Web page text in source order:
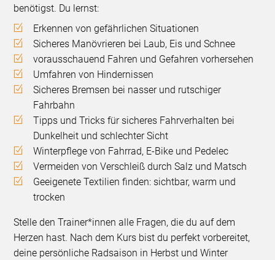
benötigst. Du lernst:
Erkennen von gefährlichen Situationen
Sicheres Manövrieren bei Laub, Eis und Schnee
vorausschauend Fahren und Gefahren vorhersehen
Umfahren von Hindernissen
Sicheres Bremsen bei nasser und rutschiger
Fahrbahn
Tipps und Tricks für sicheres Fahrverhalten bei
Dunkelheit und schlechter Sicht
Winterpflege von Fahrrad, E-Bike und Pedelec
Vermeiden von Verschleiß durch Salz und Matsch
Geeigenete Textilien finden: sichtbar, warm und
trocken
Stelle den Trainer*innen alle Fragen, die du auf dem
Herzen hast. Nach dem Kurs bist du perfekt vorbereitet,
deine persönliche Radsaison in Herbst und Winter